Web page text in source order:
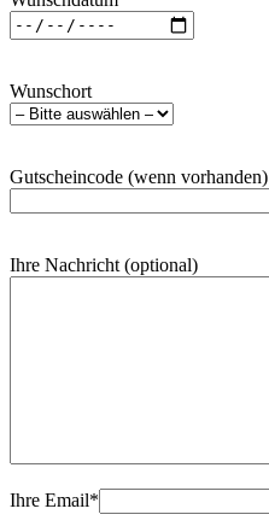
Wunschort
Gutscheincode (wenn vorhanden)
Ihre Nachricht (optional)
Ihre Email*